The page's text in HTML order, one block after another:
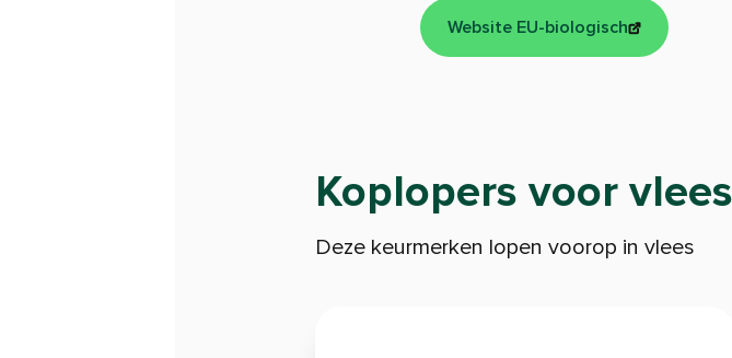
Website EU-biologisch
Koplopers voor vlees
Deze keurmerken lopen voorop in vlees